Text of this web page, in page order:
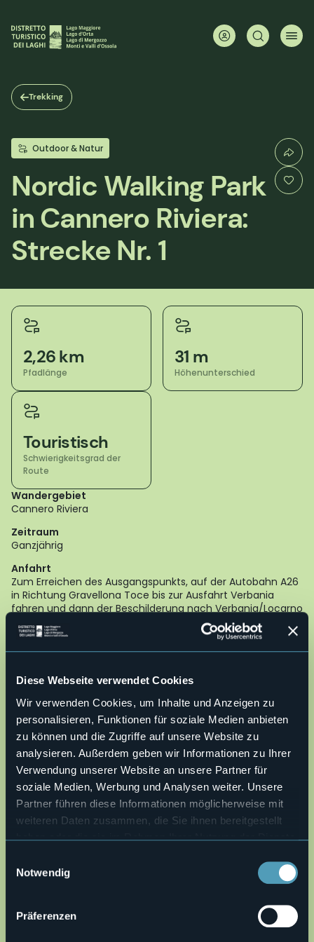
Diese Webseite verwendet Cookies
Wir verwenden Cookies, um Inhalte und Anzeigen zu
personalisieren, Funktionen für soziale Medien anbieten
zu können und die Zugriffe auf unsere Website zu
analysieren. Außerdem geben wir Informationen zu Ihrer
Verwendung unserer Website an unsere Partner für
soziale Medien, Werbung und Analysen weiter. Unsere
Partner führen diese Informationen möglicherweise mit
weiteren Daten zusammen, die Sie ihnen bereitgestellt
haben oder die sie im Rahmen Ihrer Nutzung der Dienste
Notwendig
Präferenzen
Inhalt
Trekking
Outdoor & Natur
Nordic Walking Park
in Cannero Riviera:
Strecke Nr. 1
2,26 km
Pfadlänge
31 m
Höhenunterschied
Touristisch
Schwierigkeitsgrad der
Route
Wandergebiet
Cannero Riviera
Zeitraum
Ganzjährig
Anfahrt
Zum Erreichen des Ausgangspunkts, auf der Autobahn A26
in Richtung Gravellona Toce bis zur Ausfahrt Verbania
fahren und dann der Beschilderung nach Verbania/Locarno
(Schweiz) folgen.
Nach dem Ort Intra, einem Stadtteil von Verbania, auf der
Staatsstraße 34 nach Cannero Riviera weiterfahren.
Eine angenehme, innerstädtische und für jedermann
geeignete Route. Unbedingt im Fahrzeug- und
Fußgängerverkehr Vorsicht walten lassen. Auf der Strecke
ist die Verwendung der Gummipuffer an den Stockspitzen
zwingend vorgeschrieben.
Anmerkungen
Beim Fremdenverkehrsbüro von Cannero Riviera kann eine
Wanderkarte für diese Strecken abgeholt werden. Planung
und Zertifizierung der Strecken: Scuola Interdisciplinare del
Camminare ®
Touristeninformationen
Tel. 0323 788943 -
KONTAKTIEREN SIE DIREKT DAS TOURISMUS BUERO VON